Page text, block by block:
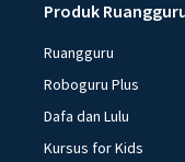
Produk
Ruangguru
Roboguru Plus
Dafa dan Lulu
Kursus for Kids